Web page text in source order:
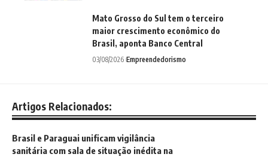
Mato Grosso do Sul tem o terceiro
maior crescimento econômico do
Brasil, aponta Banco Central
03/08/2026 Empreendedorismo
Artigos Relacionados:
Brasil e Paraguai unificam vigilância
sanitária com sala de situação inédita na